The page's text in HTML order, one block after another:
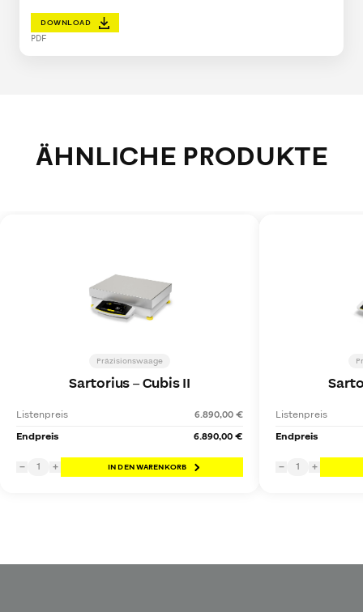
DOWNLOAD
PDF
ÄHNLICHE PRODUKTE
Präzisionswaage
Sartorius–Cubis II
Listenpreis
6.890,00 €
Endpreis
6.890,00 €
− 1 + IN DEN WARENKORB
Listenpreis
Endpreis
− 1 +